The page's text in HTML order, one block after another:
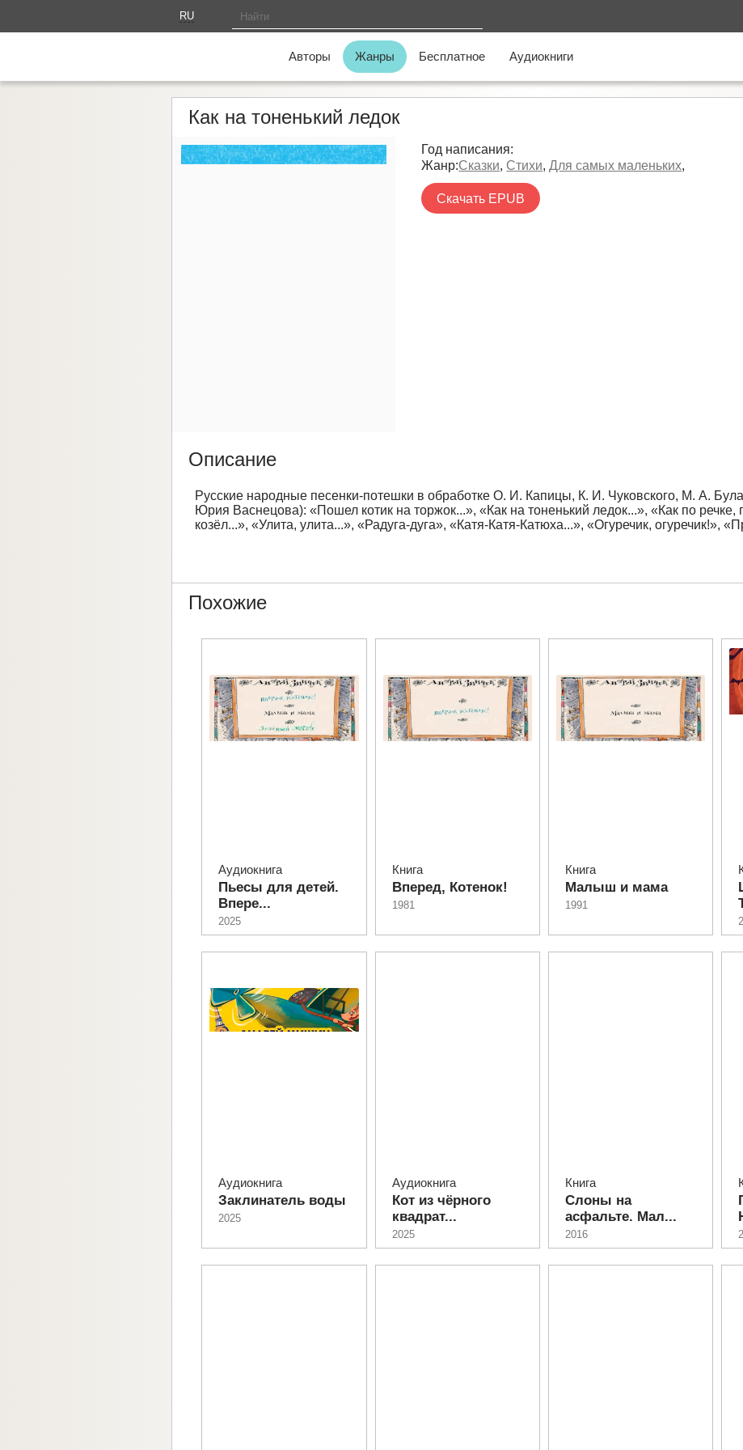
RU
Авторы Жанры Бесплатное Аудиокниги
Как на тоненький ледок
Год написания:
Жанр:Сказки, Стихи,Для самых маленьких,
Скачать EPUB
Описание
Русские народные песенки-потешки в обработке О. И. Капицы, К. И. Чуковского, М. А.
Юрия Васнецова): «Пошел котик на торжок...», «Как на тоненький ледок...», «Как по речке,
козёл...», «Улита, улита...», «Радуга-дуга», «Катя-Катя-Катюха...», «Огуречик, огуречик!»,
Похожие
Аудиокнига
Пьесы для детей.
Впере...
2025
Книга
Вперед, Котенок!
1981
Книга
Малыш и мама
1991
Аудиокнига
Заклинатель воды
2025
Аудиокнига
Кот из чёрного
квадрат...
2025
Книга
Слоны на
асфальте. Мал...
2016